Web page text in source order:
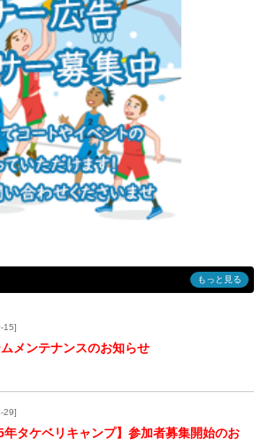
もっと見る
15]
メンテナンスのお知らせ
29]
年タケベリキャンプ】参加者募集開始のお